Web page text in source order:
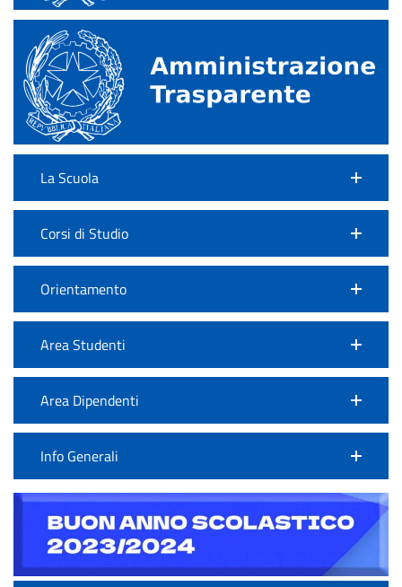
La Scuola
Corsi di Studio
Orientamento
Area Studenti
Area Dipendenti
Info Generali